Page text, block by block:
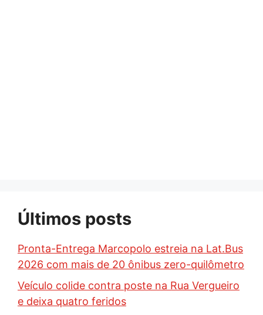
Últimos posts
Pronta-Entrega Marcopolo estreia na Lat.Bus
2026 com mais de 20 ônibus zero-quilômetro
Veículo colide contra poste na Rua Vergueiro
e deixa quatro feridos